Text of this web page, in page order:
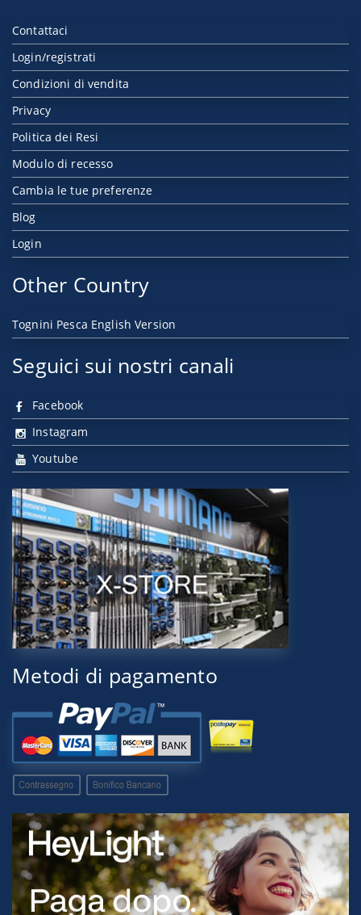
Contattaci
Login/registrati
Condizioni di vendita
Privacy
Politica dei Resi
Modulo di recesso
Cambia le tue preferenze
Blog
Login
Other Country
Tognini Pesca English Version
Seguici sui nostri canali
Facebook
Instagram
Youtube
Metodi di pagamento